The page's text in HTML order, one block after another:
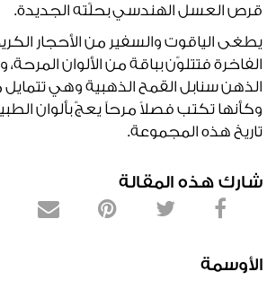
قرص العسل الهندسي بحلّته الجديدة.
يطغى الياقوت والسفير من الأحجار
الفاخرة فتتلوّن بباقة من الألوان
الذهن سنابل القمح الذهبية وهي تتمايل
وكأنها تكتب فصلاً مرحاً يعجّ بألوان
تاريخ هذه المجموعة.
شارك هذه المقالة
الأوسمة